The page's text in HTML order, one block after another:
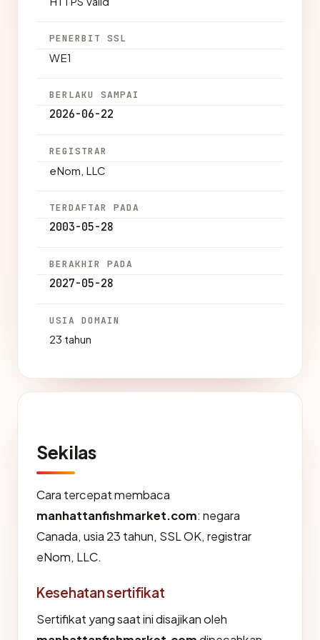
PENERBIT SSL
WE1
BERLAKU SAMPAI
2026-06-22
REGISTRAR
eNom, LLC
TERDAFTAR PADA
2003-05-28
BERAKHIR PADA
2027-05-28
USIA DOMAIN
23 tahun
Sekilas
Cara tercepat membaca
manhattanfishmarket.com: negara
Canada, usia 23 tahun, SSL OK, registrar
eNom, LLC.
Kesehatan sertifikat
Sertifikat yang saat ini disajikan oleh